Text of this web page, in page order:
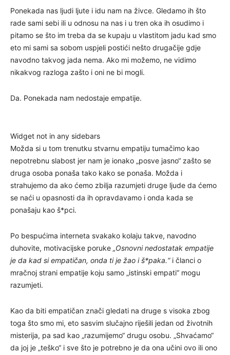
Ponekada nas ljudi ljute i idu nam na živce. Gledamo ih što
rade sami sebi ili u odnosu na nas i u tren oka ih osudimo i
pitamo se što im treba da se kupaju u vlastitom jadu kad smo
eto mi sami sa sobom uspjeli postići nešto drugačije gdje
navodno takvog jada nema. Ako mi možemo, ne vidimo
nikakvog razloga zašto i oni ne bi mogli.
Da. Ponekada nam nedostaje empatije.
Widget not in any sidebars
Možda si u tom trenutku stvarnu empatiju tumačimo kao
nepotrebnu slabost jer nam je ionako „posve jasno“ zašto se
druga osoba ponaša tako kako se ponaša. Možda i
strahujemo da ako ćemo zbilja razumjeti druge ljude da ćemo
se naći u opasnosti da ih opravdavamo i onda kada se
ponašaju kao š*pci.
Po bespućima interneta svakako kolaju takve, navodno
duhovite, motivacijske poruke „Osnovni nedostatak empatije
je da kad si empatičan, onda ti je žao i š*paka.“i članci o
mračnoj strani empatije koju samo „istinski empati“ mogu
razumjeti.
Kao da biti empatičan znači gledati na druge s visoka zbog
toga što smo mi, eto sasvim slučajno riješili jedan od životnih
misterija, pa sad kao „razumijemo“ drugu osobu. „Shvaćamo“
da joj je „teško“ i sve što je potrebno je da ona učini ovo ili ono